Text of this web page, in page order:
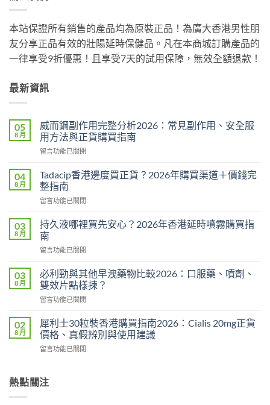
本站保證所有銷售的產品均為原裝正品！為廣大香港男性朋
友分享正品有效的壯陽延時保健品。凡在本商城訂購產品的
一律享受9折優惠！且享受7天的試用保障，無效全額退款！
最新資訊
05
8 月
威而鋼副作用完整分析2026：常見副作用、安全服
用方法與正貨購買指南
在
而
鋼
副
作
完
整
分
析
常
見
作
安
全
服
法
與
留言功能已關閉
04
8 月
Tadacip香港邊度買正貨？2026年購買渠道＋價錢完
整指南
在
香
港
邊
度
正
貨？
2026
年
買
渠
＋
完
留言功能已關閉
03
8 月
持久液哪裡買先安心？2026年香港延時噴霧購買指
南
在
久
液
哪
裡
先
安
心？
2026
港
留言功能已關閉
03
8 月
必利勁與其他早洩藥物比較2026：口服藥、噴劑、
雙效片點樣揀？
在
利
勁
與
其
洩
留言功能已關閉
02
8 月
犀利士30粒裝香港購買指南2026：Cialis 20mg正貨
價格、真假辨別與使用建議
在
士
30
留言功能已關閉
熱點關注